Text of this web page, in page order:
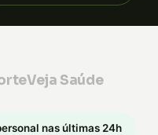
Veja Saúde
nas últimas 24h